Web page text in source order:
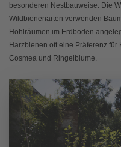
besonderen Nestbauweise. Die
Wildbienenarten verwenden
Hohlräumen im Erdboden
Harzbienen oft eine Präferenz für
Cosmea und Ringelblume.